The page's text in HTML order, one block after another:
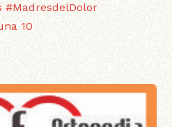
#MadresdelDolor
10